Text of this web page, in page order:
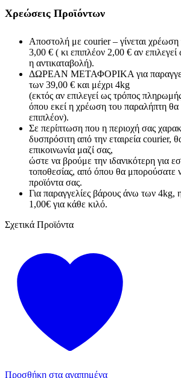
Χρεώσεις Προϊόντων
Αποστολή με courier – γίνεται
3,00 € ( κι επιπλέον 2,00 € αν
η αντικαταβολή).
ΔΩΡΕΑΝ ΜΕΤΑΦΟΡΙΚΑ για
των 39,00 € και μέχρι 4kg
(εκτός αν επιλεγεί ως τρόπος
όπου εκεί η χρέωση του παραλήπτη θα
επιπλέον).
Σε περίπτωση που η περιοχή σας
δυσπρόσιτη από την εταιρεία courier,
επικοινωνία μαζί σας,
ώστε να βρούμε την ιδανικότερη για
τοποθεσίας, από όπου θα μπορούσατε
προϊόντα σας.
Για παραγγελίες βάρους άνω των 4kg,
1,00€ για κάθε κιλό.
Σχετικά Προϊόντα
Προσθήκη στα αγαπημένα